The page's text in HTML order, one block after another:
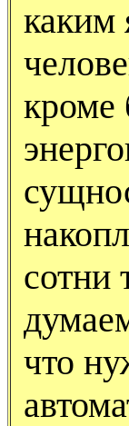
каким
кроме
сотни
что